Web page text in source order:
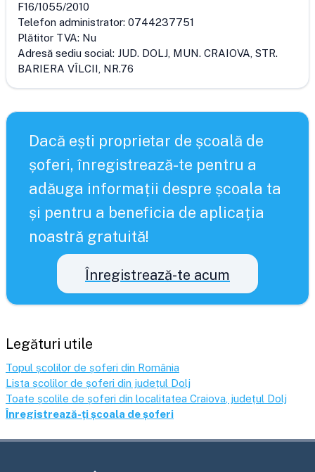
F16/1055/2010
Telefon administrator: 0744237751
Plătitor TVA: Nu
Adresă sediu social: JUD. DOLJ, MUN. CRAIOVA, STR.
BARIERA VÎLCII, NR.76
Dacă ești proprietar de școală de
șoferi, înregistrează-te pentru a
adăuga informații despre școala ta
și pentru a beneficia de aplicația
noastră gratuită!
Înregistrează-te acum
Legături utile
Topul școlilor de șoferi din România
Lista școlilor de șoferi din județul Dolj
Toate școlile de șoferi din localitatea Craiova , județul Dolj
Înregistrează-ți școala de șoferi